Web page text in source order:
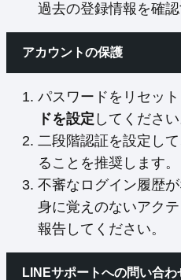
過去の登録情報を確
アカウントの保護
パスワードをリセット
ドを設定 してください
二段階認証を設定し
ることを推奨します。
不審なログイン履歴
身に覚えのないアク
報告してください。
LINEサポートへの問い合わ